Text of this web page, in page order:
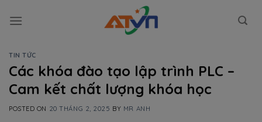
TIN TỨC
Các khóa đào tạo lập trình PLC –
Cam kết chất lượng khóa học
POSTED ON 20 THÁNG 2, 2025 BY MR ANH